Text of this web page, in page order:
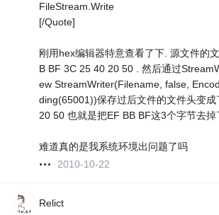
FileStream.Write
[/Quote]
刚用hex编辑器特意查看了下. 源文件的
B BF 3C 25 40 20 50 . 然后通过
ew StreamWriter(Filename, false,
ding(65001))保存过后文件的文件头变
20 50 也就是把EF BB BF这3个字节去掉
难道真的是我系统环境出问题了吗
2010-10-22
Relict